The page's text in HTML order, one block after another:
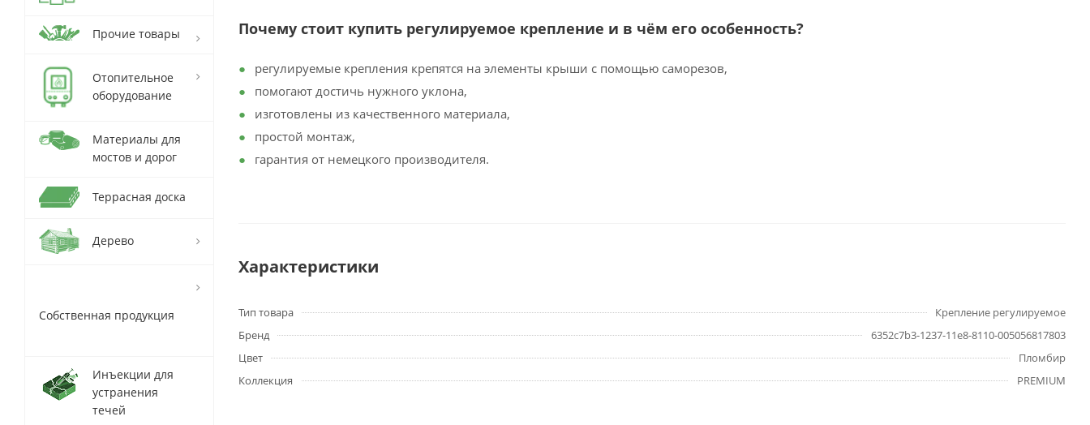
Почему стоит купить регулируемое крепление и в чём его особенность?
регулируемые крепления крепятся на элементы крыши с помощью саморезов,
помогают достичь нужного уклона,
изготовлены из качественного материала,
простой монтаж,
гарантия от немецкого производителя.
Характеристики
Тип товара
Крепление регулируемое
Бренд
6352c7b3-1237-11e8-8110-005056817803
Цвет
Пломбир
Коллекция
PREMIUM
Прочие товары
Отопительное
оборудование
Материалы для
мостов и дорог
Террасная доска
Дерево
Собственная продукция
Инъекции для
устранения
течей